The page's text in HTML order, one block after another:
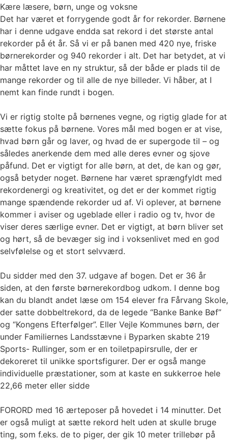
Kære læsere, børn, unge og voksne
Det har været et forrygende godt år for rekorder. Børnene
har i denne udgave endda sat rekord i det største antal
rekorder på ét år. Så vi er på banen med 420 nye, friske
børnerekorder og 940 rekorder i alt. Det har betydet, at vi
har måttet lave en ny struktur, så der både er plads til de
mange rekorder og til alle de nye billeder. Vi håber, at I
nemt kan finde rundt i bogen.
Vi er rigtig stolte på børnenes vegne, og rigtig glade for at
sætte fokus på børnene. Vores mål med bogen er at vise,
hvad børn går og laver, og hvad de er supergode til – og
således anerkende dem med alle deres evner og sjove
påfund. Det er vigtigt for alle børn, at det, de kan og gør,
også betyder noget. Børnene har været sprængfyldt med
rekordenergi og kreativitet, og det er der kommet rigtig
mange spændende rekorder ud af. Vi oplever, at børnene
kommer i aviser og ugeblade eller i radio og tv, hvor de
viser deres særlige evner. Det er vigtigt, at børn bliver set
og hørt, så de bevæger sig ind i voksenlivet med en god
selvfølelse og et stort selvværd.
Du sidder med den 37. udgave af bogen. Det er 36 år
siden, at den første børnerekordbog udkom. I denne bog
kan du blandt andet læse om 154 elever fra Fårvang Skole,
der satte dobbeltrekord, da de legede “Banke Banke Bøf”
og “Kongens Efterfølger”. Eller Vejle Kommunes børn, der
under Familiernes Landsstævne i Byparken skabte 219
Sports- Rullinger, som er en toiletpapirsrulle, der er
dekoreret til unikke sportsfigurer. Der er også mange
individuelle præstationer, som at kaste en sukkerroe hele
22,66 meter eller sidde
FORORD med 16 ærteposer på hovedet i 14 minutter. Det
er også muligt at sætte rekord helt uden at skulle bruge
ting, som f.eks. de to piger, der gik 10 meter trillebør på